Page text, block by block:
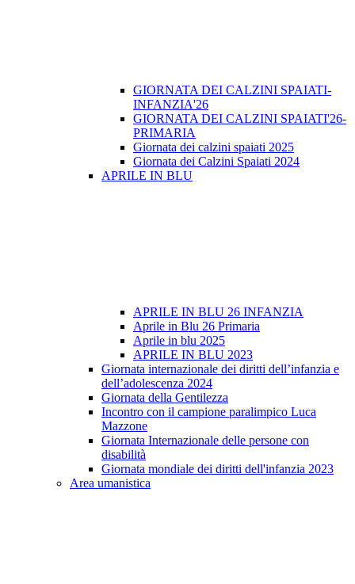
GIORNATA DEI CALZINI SPAIATI-
INFANZIA'26
GIORNATA DEI CALZINI SPAIATI'26-
PRIMARIA
Giornata dei calzini spaiati 2025
Giornata dei Calzini Spaiati 2024
APRILE IN BLU
APRILE IN BLU 26 INFANZIA
Aprile in Blu 26 Primaria
Aprile in blu 2025
APRILE IN BLU 2023
Giornata internazionale dei diritti dell’infanzia e
dell’adolescenza 2024
Giornata della Gentilezza
Incontro con il campione paralimpico Luca
Mazzone
Giornata Internazionale delle persone con
disabilità
Giornata mondiale dei diritti dell'infanzia 2023
Area umanistica